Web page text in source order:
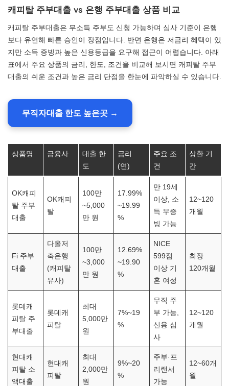
캐피탈 주부대출 vs 은행 주부대출 상품 비교
캐피탈 주부대출은 무소득 주부도 신청 가능하며 심사 기준이 은행
보다 유연해 빠른 승인이 장점입니다. 반면 은행은 저금리 혜택이 있
지만 소득 증빙과 높은 신용등급을 요구해 접근이 어렵습니다. 아래
표에서 주요 상품의 금리, 한도, 조건을 비교해 보시면 캐피탈 주부
대출의 쉬운 조건과 높은 금리 단점을 한눈에 파악하실 수 있습니다.
무직자대출 한도 높은곳 →
상품명 금융사
대출 한
도
금리
(연)
주요 조
건
상환 기
간
OK캐피
탈 주부
대출
OK캐피
탈
100만
~5,000
만 원
17.99%
~19.99
%
만 19세
이상, 소
득 무증
빙 가능
12~120
개월
Fi 주부
대출
다올저
축은행
(캐피탈
유사)
100만
~3,000
만 원
12.69%
~19.90
%
NICE
599점
이상 기
혼 여성
최장
120개월
롯데캐
피탈 주
부대출
롯데캐
피탈
최대
5,000만
원
7%~19
%
무직 주
부 가능,
신용 심
사
12~120
개월
현대캐
피탈 소
액대출
현대캐
피탈
최대
2,000만
원
9%~20
%
주부·프
리랜서
가능
12~60개
월